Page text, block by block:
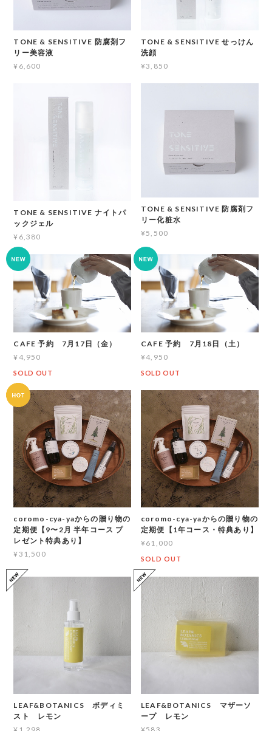
TONE & SENSITIVE 防腐剤フ
リー美容液
¥6,600
TONE & SENSITIVE せっけん
洗顔
¥3,850
TONE & SENSITIVE ナイトパ
ックジェル
¥6,380
TONE & SENSITIVE 防腐剤フ
リー化粧水
¥5,500
CAFE 予約 7月17日（金）
¥4,950
SOLD OUT
CAFE 予約 7月18日（土）
¥4,950
SOLD OUT
coromo-cya-yaからの贈り物の
定期便【9〜2月 半年コース プ
レゼント特典あり】
¥31,500
coromo-cya-yaからの贈り物の
定期便【1年コース・特典あり】
¥61,000
SOLD OUT
LEAF&BOTANICS ボディミ
スト レモン
LEAF&BOTANICS マザーソ
ープ レモン